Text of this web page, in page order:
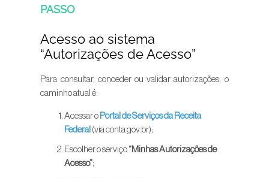
PASSO
Acesso ao sistema
“Autorizações de Acesso”
Para consultar, conceder ou validar autorizações, o
caminho atual é:
Acessar o Portal de Serviços da Receita
Federal (via conta gov.br);
Escolher o serviço “Minhas Autorizações de
Acesso”;